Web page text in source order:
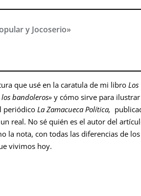
y Jocoserio»
que usé en la caratula de mi libro Los
bandoleros» y cómo sirve para
periódico La Zamacueca Política,
real. No sé quién es el autor del
la nota, con todas las diferencias de los
vivimos hoy.